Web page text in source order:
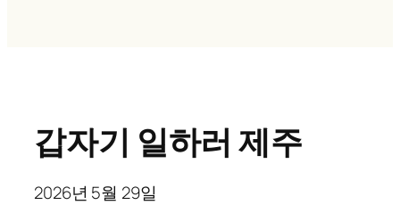
갑자기 일하러 제주
2026년 5월 29일